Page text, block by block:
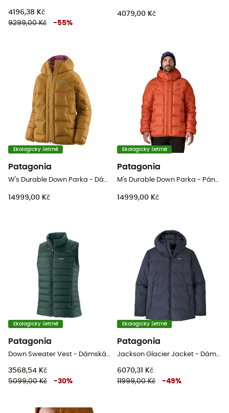
4196,38 Kč
9299,00 Kč
-55%
4079,00 Kč
Ekologicky šetrné
Patagonia
14999,00 Kč
Ekologicky šetrné
Patagonia
14999,00 Kč
Ekologicky šetrné
Patagonia
3568,54 Kč
5099,00 Kč
-30%
Ekologicky šetrné
Patagonia
6070,31 Kč
11999,00 Kč
-49%